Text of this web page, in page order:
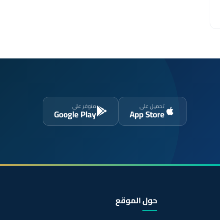
تحميل على
App Store
متوفر على
Google Play
حول الموقع